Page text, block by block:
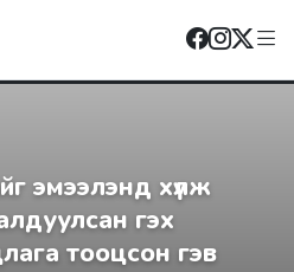
эмээлэнд хүлж
гэх
тооцсон гэв